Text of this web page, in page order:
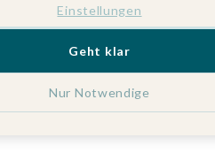
Einstellungen
Nur Notwendige
Geht klar